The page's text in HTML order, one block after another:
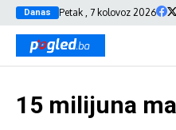
Danas Petak , 7 kolovoz 2026
15 milijuna